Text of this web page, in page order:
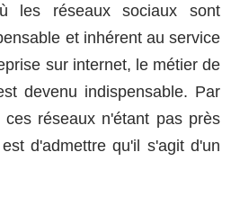
les réseaux sociaux sont
et inhérent au service
sur internet, le métier de
devenu indispensable. Par
réseaux n'étant pas près
d'admettre qu'il s'agit d'un